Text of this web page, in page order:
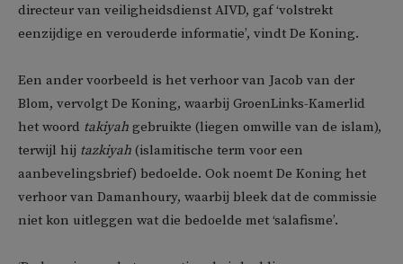
directeur van veiligheidsdienst AIVD, gaf ‘volstrekt
eenzijdige en verouderde informatie’, vindt De Koning.
Een ander voorbeeld is het verhoor van Jacob van der
Blom, vervolgt De Koning, waarbij GroenLinks-Kamerlid
het woord takiyah gebruikte (liegen omwille van de islam),
terwijl hij tazkiyah (islamitische term voor een
aanbevelingsbrief) bedoelde. Ook noemt De Koning het
verhoor van Damanhoury, waarbij bleek dat de commissie
niet kon uitleggen wat die bedoelde met ‘salafisme’.